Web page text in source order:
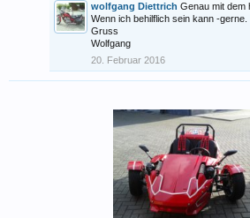
wolfgang Diettrich Genau mit dem
Wenn ich behilflich sein kann -gerne.
Gruss
Wolfgang
20. Februar 2016